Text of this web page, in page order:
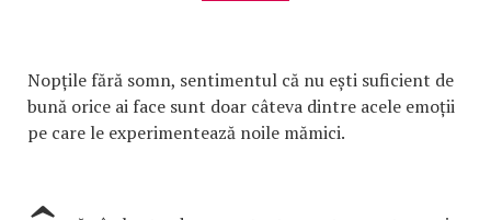
Nopțile fără somn, sentimentul că nu ești suficient de
bună orice ai face sunt doar câteva dintre acele emoții
pe care le experimentează noile mămici.